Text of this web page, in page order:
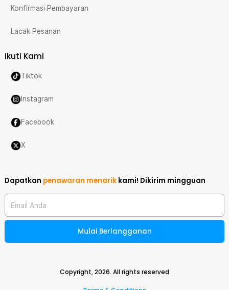
Konfirmasi Pembayaran
Lacak Pesanan
Ikuti Kami
Tiktok
Instagram
Facebook
X
Dapatkan penawaran menarik kami! Dikirim mingguan
Email Anda
Mulai Berlangganan
Copyright,2026. All rights reserved